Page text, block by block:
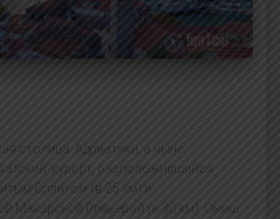
столица Адриатики, а ныне
курорт, расположившийся
Сплитом (в 25 км) и
Макарской Ривьерой (в 30 км). Омиш